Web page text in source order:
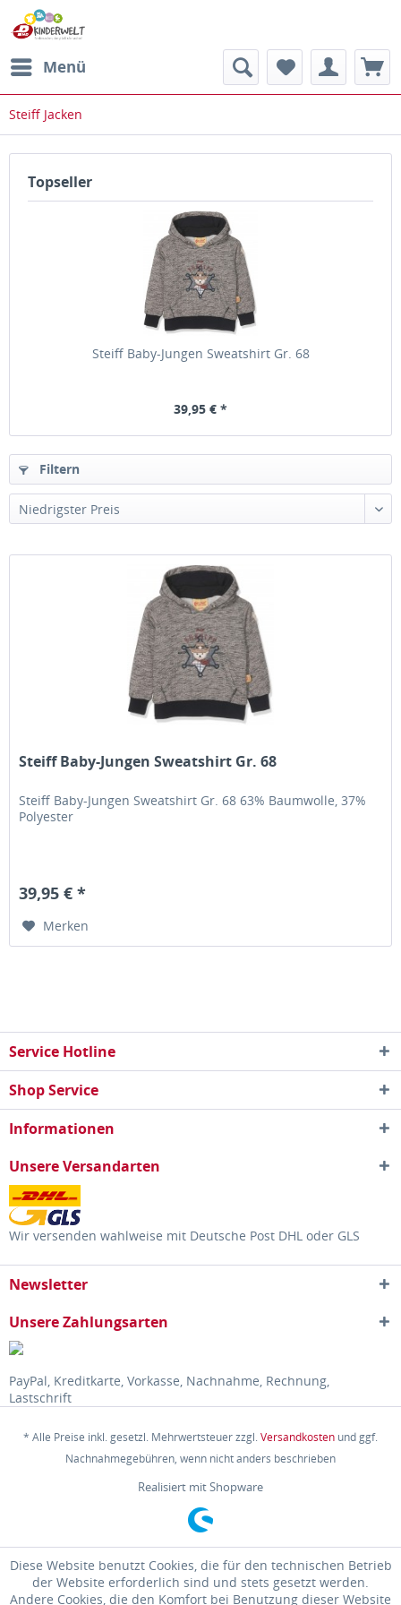
Menü
Steiff Jacken
Topseller
Steiff Baby-Jungen Sweatshirt Gr. 68
39,95 € *
Filtern
Steiff Baby-Jungen Sweatshirt Gr. 68
Steiff Baby-Jungen Sweatshirt Gr. 68 63% Baumwolle, 37%
Polyester
39,95 € *
Merken
Service Hotline
Shop Service
Informationen
Unsere Versandarten
Wir versenden wahlweise mit Deutsche Post DHL oder GLS
Newsletter
Unsere Zahlungsarten
PayPal, Kreditkarte, Vorkasse, Nachnahme, Rechnung,
Lastschrift
* Alle Preise inkl. gesetzl. Mehrwertsteuer zzgl.Versandkosten und ggf.
Nachnahmegebühren, wenn nicht anders beschrieben
Realisiert mit Shopware
Diese Website benutzt Cookies, die für den technischen Betrieb
der Website erforderlich sind und stets gesetzt werden.
Andere Cookies, die den Komfort bei Benutzung dieser Website